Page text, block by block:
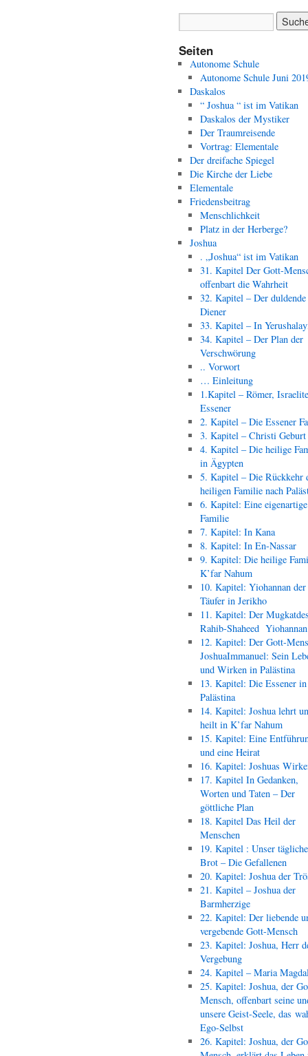
Seiten
Autonome Schule
Autonome Schule Juni
Daskalos
“ Joshua “ ist im Vatikan
Daskalos der Mystiker
Der Traumreisende
Vortrag: Elementale
Der dreifache Spiegel
Die Kirche der Liebe
Elementale
Friedensbeitrag
Menschlichkeit
Platz in der Herberge?
Joshua
. „Joshua“ ist im Vatikan
31. Kapitel Der Gott-
offenbart die Wahrheit
32. Kapitel – Der duldende
Diener
33. Kapitel – In
34. Kapitel – Der Plan der
Verschwörung
.. Vorwort
… Einleitung
1.Kapitel – Römer,
Essener
2. Kapitel – Die Essener
3. Kapitel – Christi Geburt
4. Kapitel – Die heilige
in Ägypten
5. Kapitel – Die Rückkehr
heiligen Familie nach
6. Kapitel: Eine eigenartige
Familie
7. Kapitel: In Kana
8. Kapitel: In En-Nassar
9. Kapitel: Die heilige
K’far Nahum
10. Kapitel: Yiohannan der
Täufer in Jerikho
11. Kapitel: Der
Rahib-Shaheed
12. Kapitel: Der Gott-
JoshuaImmanuel: Sein
und Wirken in Palästina
13. Kapitel: Die Essener in
Palästina
14. Kapitel: Joshua lehrt
heilt in K’far Nahum
15. Kapitel: Eine
und eine Heirat
16. Kapitel: Joshuas
17. Kapitel In Gedanken,
Worten und Taten – Der
göttliche Plan
18. Kapitel Das Heil der
Menschen
19. Kapitel : Unser
Brot – Die Gefallenen
20. Kapitel: Joshua der
21. Kapitel – Joshua der
Barmherzige
22. Kapitel: Der liebende
vergebende Gott-Mensch
23. Kapitel: Joshua, Herr
Vergebung
24. Kapitel – Maria
25. Kapitel: Joshua, der
Mensch, offenbart seine
unsere Geist-Seele, das
Ego-Selbst
26. Kapitel: Joshua, der